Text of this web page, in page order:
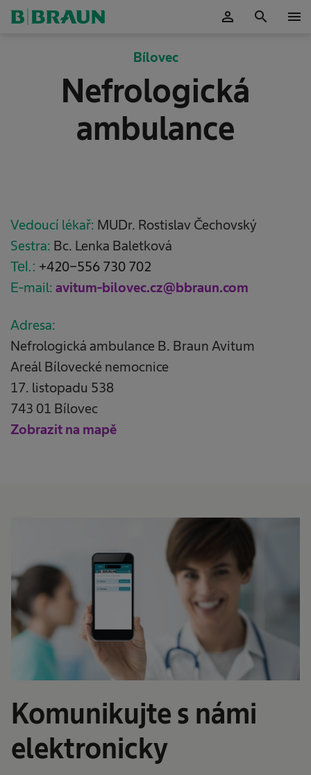
person search menu
Bílovec
Nefrologická
ambulance
Vedoucí lékař: MUDr. Rostislav Čechovský
Sestra: Bc. Lenka Baletková
Tel.: +420-556 730 702
E-mail: avitum-bilovec.cz@bbraun.com
Adresa:
Nefrologická ambulance B. Braun Avitum
Areál Bílovecké nemocnice
17. listopadu 538
743 01 Bílovec
Zobrazit na mapě
Komunikujte s námi
elektronicky